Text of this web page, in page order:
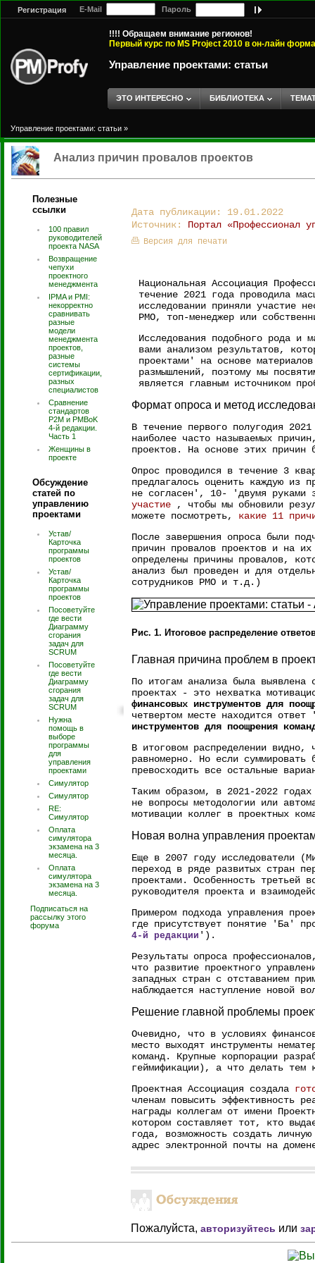
Регистрация E-Mail Пароль
!!!! Обращаем внимание регионов!
Первый курс по MS Project 2010 в он-лайн
Управление проектами: статьи
ЭТО ИНТЕРЕСНО БИБЛИОТЕКА
Управление проектами: статьи »
Анализ причин провалов проектов
Полезные
ссылки
100 правил
руководителей
проекта NASA
Возвращение
чепухи
проектного
менеджмента
IPMA и PMI:
некорректно
сравнивать
разные
модели
менеджмента
проектов,
разные
системы
сертификации,
разных
специалистов
Сравнение
стандартов
P2M и PMBoK
4-й редакции.
Часть 1
Женщины в
проекте
Обсуждение
статей по
управлению
проектами
Устав/
Карточка
программы
проектов
Устав/
Карточка
программы
проектов
Посоветуйте
где вести
Диаграмму
сгорания
задач для
SCRUM
Посоветуйте
где вести
Диаграмму
сгорания
задач для
SCRUM
Нужна
помощь в
выборе
программы
для
управления
проектами
Симулятор
Симулятор
RE:
Симулятор
Оплата
симулятора
экзамена на 3
месяца.
Оплата
симулятора
экзамена на 3
месяца.
Подписаться на
рассылку этого
форума
Дата публикации: 19.01.2022
Источник: Портал «Профессионал
Версия для печати
Национальная Ассоциация
течение 2021 года проводила
исследовании приняли участие
PMO, топ-менеджер или
Исследования подобного рода и
вами анализом результатов,
проектами' на основе
размышлений, поэтому мы
является главным источником
Формат опроса и метод
В течение первого полугодия
наиболее часто называемых
проектов. На основе этих причин
Опрос проводился в течение 3
предлагалось оценить каждую
не согласен', 10- 'двумя
участие , чтобы мы обновили
можете посмотреть, какие 11
После завершения опроса были
причин провалов проектов и на
определены причины провалов,
анализ был проведен и для
сотрудников PMO и т.д.)
Рис. 1. Итоговое распределение
Главная причина проблем в
По итогам анализа была выявлена
проектах - это нехватка
финансовых инструментов для
четвертом месте находится ответ
инструментов для поощрения
В итоговом распределении видно,
равномерно. Но если суммировать
превосходить все остальные
Таким образом, в 2021-2022
не вопросы методологии или
мотивации коллег в проектных
Новая волна управления
Еще в 2007 году исследователи
переход в ряде развитых стран
проектами. Особенность третьей
руководителя проекта и
Примером подхода управления
где присутствует понятие 'Ба'
4-й редакции ').
Результаты опроса
что развитие проектного
западных стран с отставанием
наблюдается наступление новой
Решение главной проблемы
Очевидно, что в условиях
место выходят инструменты
команд. Крупные корпорации
геймификации), а что делать тем
Проектная Ассоциация создала
членам повысить эффективность
награды коллегам от имени
котором составляет тот, кто
года, возможность создать
адрес электронной почты на
Пожалуйста, авторизуйтесь или